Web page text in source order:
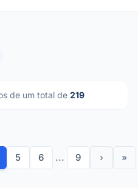
de um total de 219
5 6 ... 9 › »